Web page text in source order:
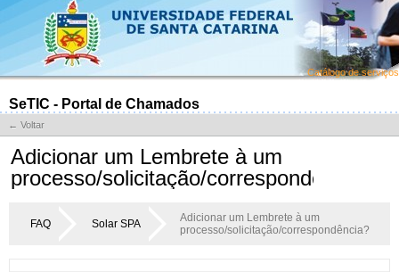
Catálogo de serviços
SeTIC - Portal de Chamados
← Voltar
Adicionar um Lembrete à um
processo/solicitação/correspondência?
FAQ Solar SPA
Adicionar um Lembrete à um
processo/solicitação/correspondência?